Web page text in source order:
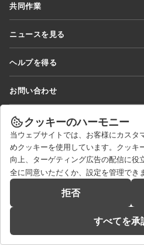
Workspace
コネクター
デスクトップアプリ
モバイルアプリ
共同作業
インフルエンサー向け
求人情報
ニュースを見る
ヘルプを得る
ウェビナー
ホワイトペーパー
サポートお問い合わせフォーム
デモを依頼する
お問い合わせ
パートナーシップに関するお問い合わせ
メディアに関するお問い合わせ
折り返し電話のリクエスト
onlyoffice.com
© Ascensio System SIA
クッキーのハーモニー
当ウェブサイトでは、お客様にカスタ
めクッキーを使用しています。クッキ
向上、ターゲティング広告の配信に役
全に同意いただくか、設定を管理でき
拒否
すべてを承